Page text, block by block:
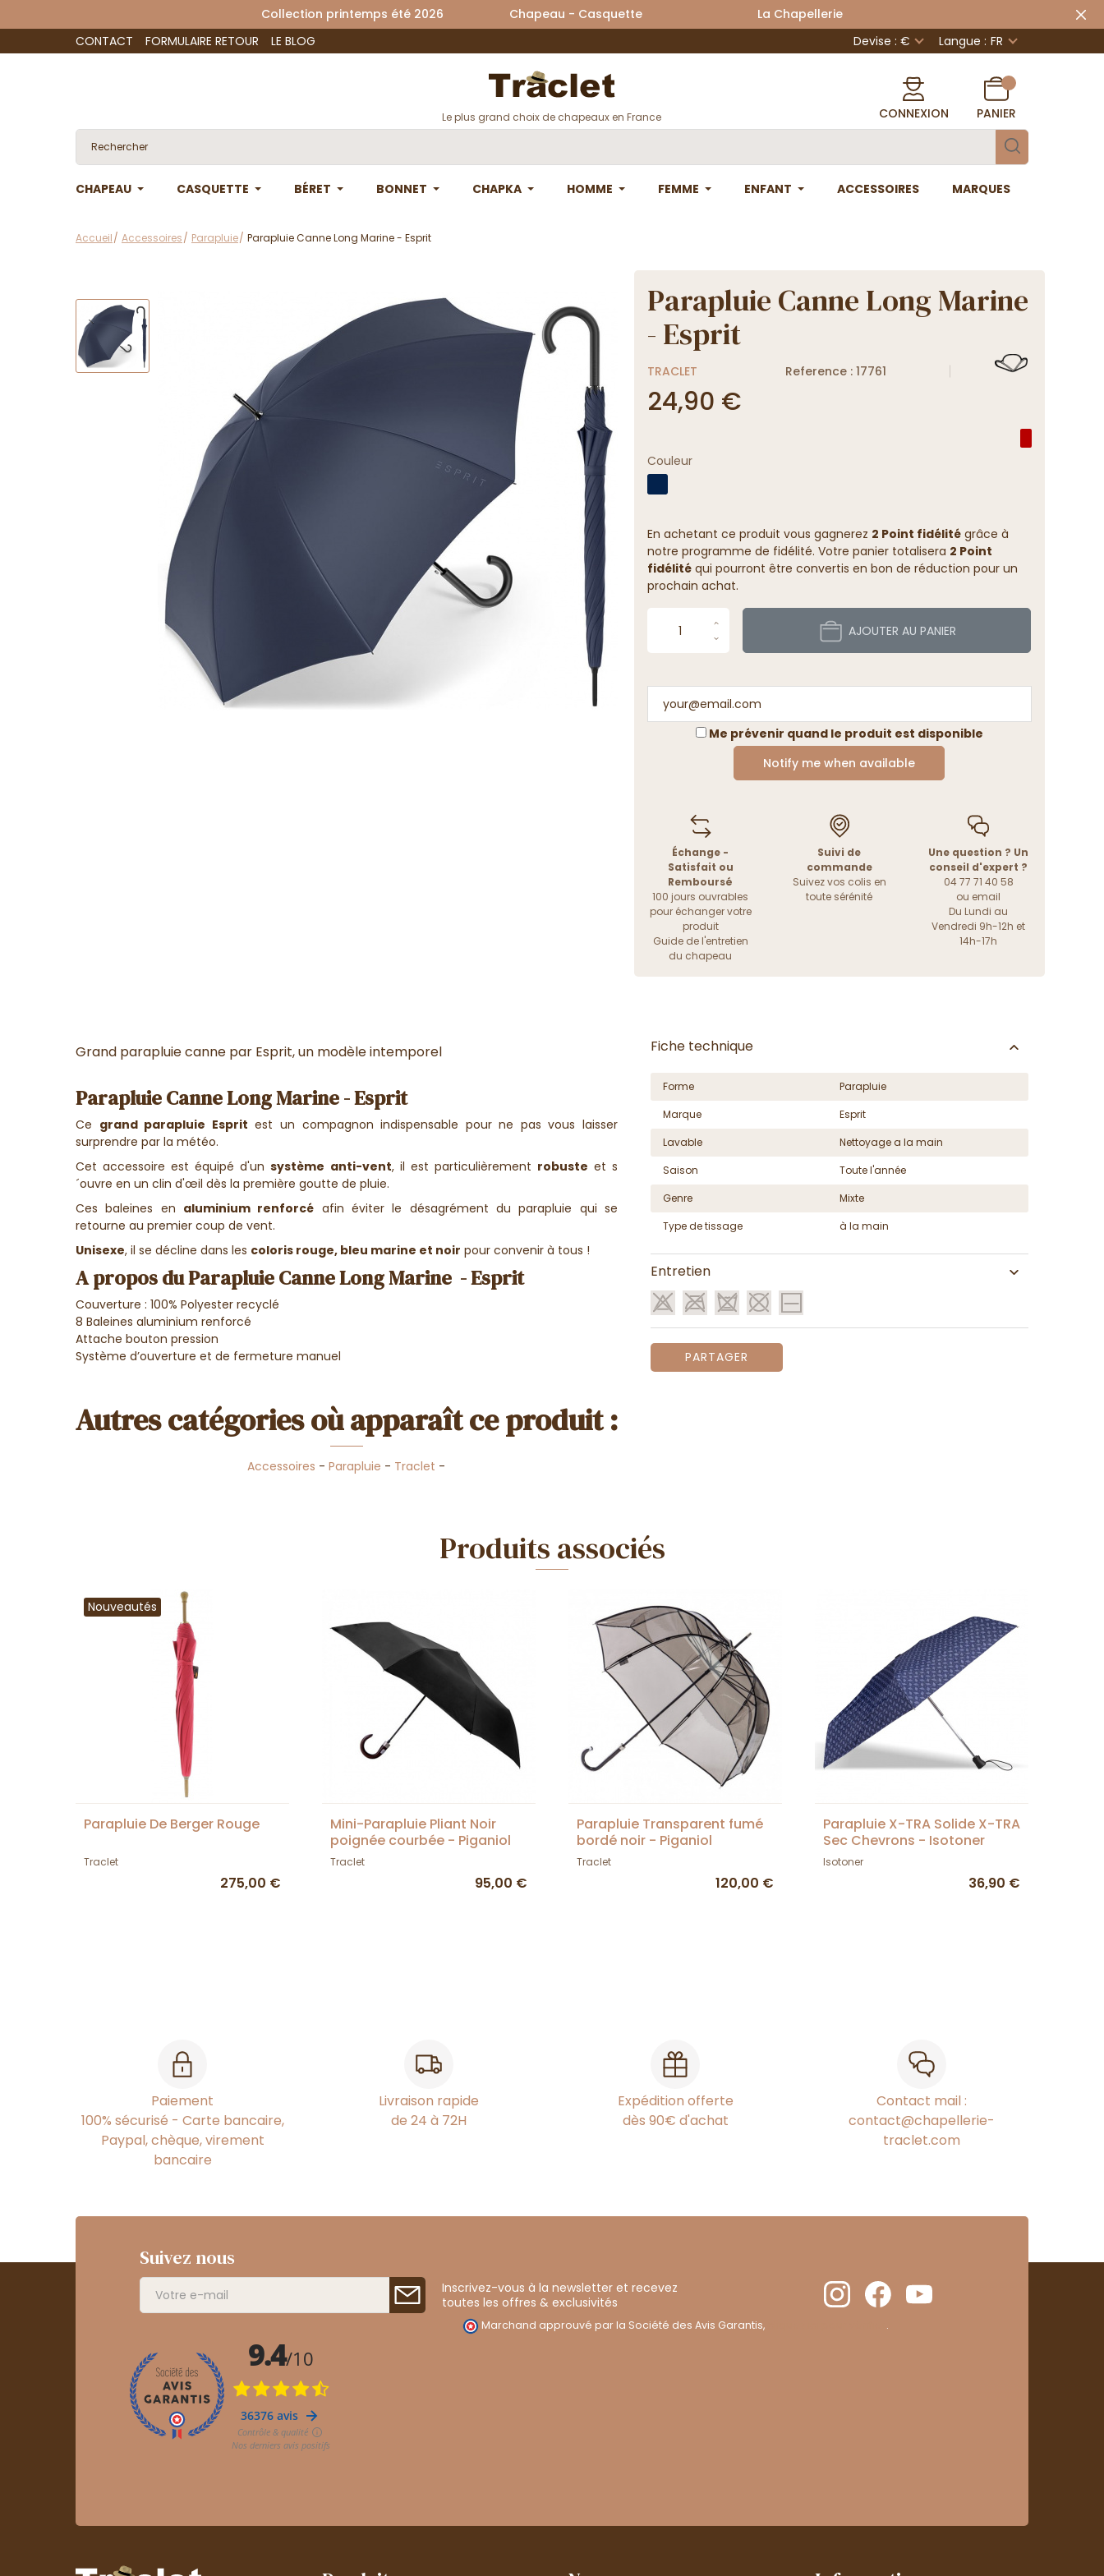
Collection printemps été 2026 Chapeau - Casquette La Chapellerie
CONTACT
FORMULAIRE RETOUR LE BLOG Devise : € Langue : FR
Le plus grand choix de chapeaux en France CONNEXION PANIER
CHAPEAU CASQUETTE BÉRET BONNET CHAPKA HOMME FEMME ENFANT ACCESSOIRES MARQUES
Accueil Accessoires Parapluie Parapluie Canne Long Marine - Esprit
Parapluie Canne Long Marine
- Esprit
TRACLET Reference : 17761
24,90 €
Couleur
En achetant ce produit vous gagnerez 2 Point fidélitégrâce à
notre programme de fidélité. Votre panier totalisera 2 Point
fidélitéqui pourront être convertis en bon de réduction pour un
prochain achat.
AJOUTER AU PANIER
Me prévenir quand le produit est disponible
Notify me when available
Échange -
Satisfait ou
Remboursé
100 jours ouvrables
pour échanger votre
produit
Guide de l'entretien
du chapeau
Suivi de
commande
Suivez vos colis en
toute sérénité
Une question ? Un
conseil d'expert ?
04 77 71 40 58
ou email
Du Lundi au
Vendredi 9h-12h et
14h-17h
Grand parapluie canne par Esprit, un modèle intemporel
Parapluie Canne Long Marine - Esprit
Ce grand parapluie Esprit est un compagnon indispensable pour ne pas vous laisser
surprendre par la météo.
Cet accessoire est équipé d'unsystème anti-vent, il est particulièrement robuste et s
´ouvre en un clin d'œil dès la première goutte de pluie.
Ces baleines en aluminium renforcé afin éviter le désagrément du parapluie qui se
retourne au premier coup de vent.
Unisexe, il se décline dans les coloris rouge, bleu marine et noir pour convenir à tous !
A propos du Parapluie Canne Long Marine - Esprit
Couverture : 100% Polyester recyclé
8 Baleines aluminium renforcé
Attache bouton pression
Système d’ouverture et de fermeture manuel
Autres catégories où apparaît ce produit :
Accessoires -Parapluie - Traclet -
Fiche technique
Forme
Parapluie
Marque
Esprit
Lavable
Nettoyage a la main
Saison
Toute l'année
Genre
Mixte
Type de tissage
à la main
Entretien
PARTAGER
Produits associés
Nouveautés
Parapluie De Berger Rouge
Traclet
275,00 €
Mini-Parapluie Pliant Noir
poignée courbée - Piganiol
Traclet
95,00 €
Parapluie Transparent fumé
bordé noir - Piganiol
Traclet
120,00 €
Parapluie X-TRA Solide X-TRA
Sec Chevrons - Isotoner
Isotoner
36,90 €
Paiement
100% sécurisé - Carte bancaire,
Paypal, chèque, virement
bancaire
Livraison rapide
de 24 à 72H
Expédition offerte
dès 90€ d'achat
Contact mail :
contact@chapellerie-
traclet.com
Suivez nous
Inscrivez-vous à la newsletter et recevez
toutes les offres & exclusivités
Marchand approuvé par la Société des Avis Garantis, .